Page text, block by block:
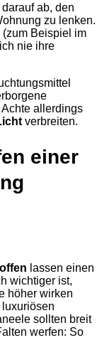
ab, den
zu lenken.
Beispiel im
nie ihre
allerdings
verbreiten.
einer
lassen einen
wichtiger ist,
höher wirken
sollten breit
werfen: So